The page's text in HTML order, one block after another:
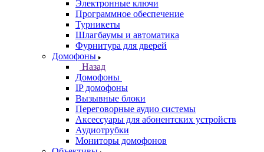
Электронные ключи
Программное обеспечение
Турникеты
Шлагбаумы и автоматика
Фурнитура для дверей
Домофоны
Назад
Домофоны
IP домофоны
Вызывные блоки
Переговорные аудио системы
Аксессуары для абонентских устройств
Аудиотрубки
Мониторы домофонов